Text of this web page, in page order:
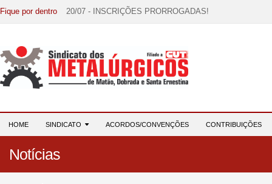
Fique por dentro 20/07 - INSCRIÇÕES PRORROGADAS!
07/07 - Increva-se! Link na descrição!
03/08 - DATA-BASE 2026: HORA DE UNIÃO E
HOME SINDICATO ACORDOS/CONVENÇÕES CONTRIBUIÇÕES
Notícias